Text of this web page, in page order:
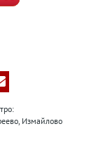
Измайлово